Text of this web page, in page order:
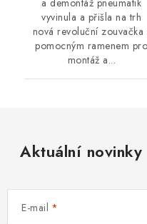
a demontáž pneumatik
vyvinula a přišla na trh
nová revoluční zouvačka
pomocným ramenem pro
montáž a...
Aktuální
E-mail